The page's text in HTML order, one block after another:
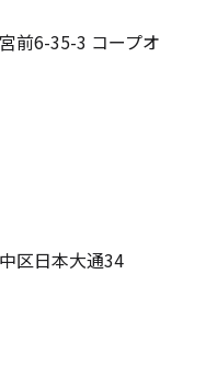
前6-35-3 コープオ
区日本大通34